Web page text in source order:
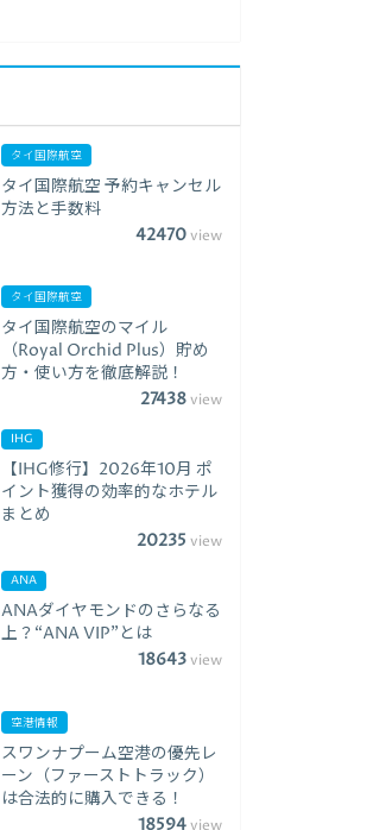
タイ国際航空
タイ国際航空 予約キャンセル
方法と手数料
42470view
タイ国際航空
タイ国際航空のマイル
（Royal Orchid Plus）貯め
方・使い方を徹底解説！
27438view
IHG
【IHG修行】2026年10月 ポ
イント獲得の効率的なホテル
まとめ
20235 view
ANA
ANAダイヤモンドのさらなる
上？“ANA VIP”とは
18643view
空港情報
スワンナプーム空港の優先レ
ーン（ファーストトラック）
は合法的に購入できる！